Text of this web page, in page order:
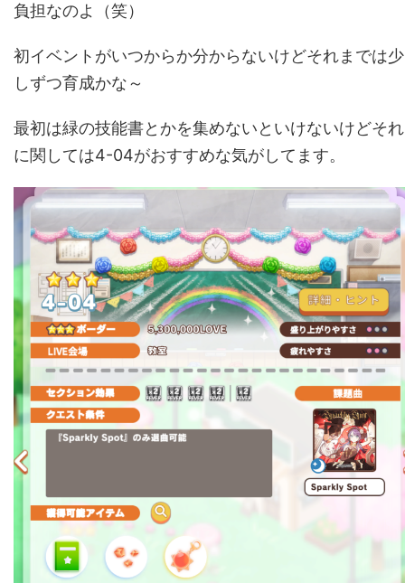
負担なのよ（笑）
初イベントがいつからか分からないけどそれまでは少
しずつ育成かな～
最初は緑の技能書とかを集めないといけないけどそれ
に関しては4-04がおすすめな気がしてます。